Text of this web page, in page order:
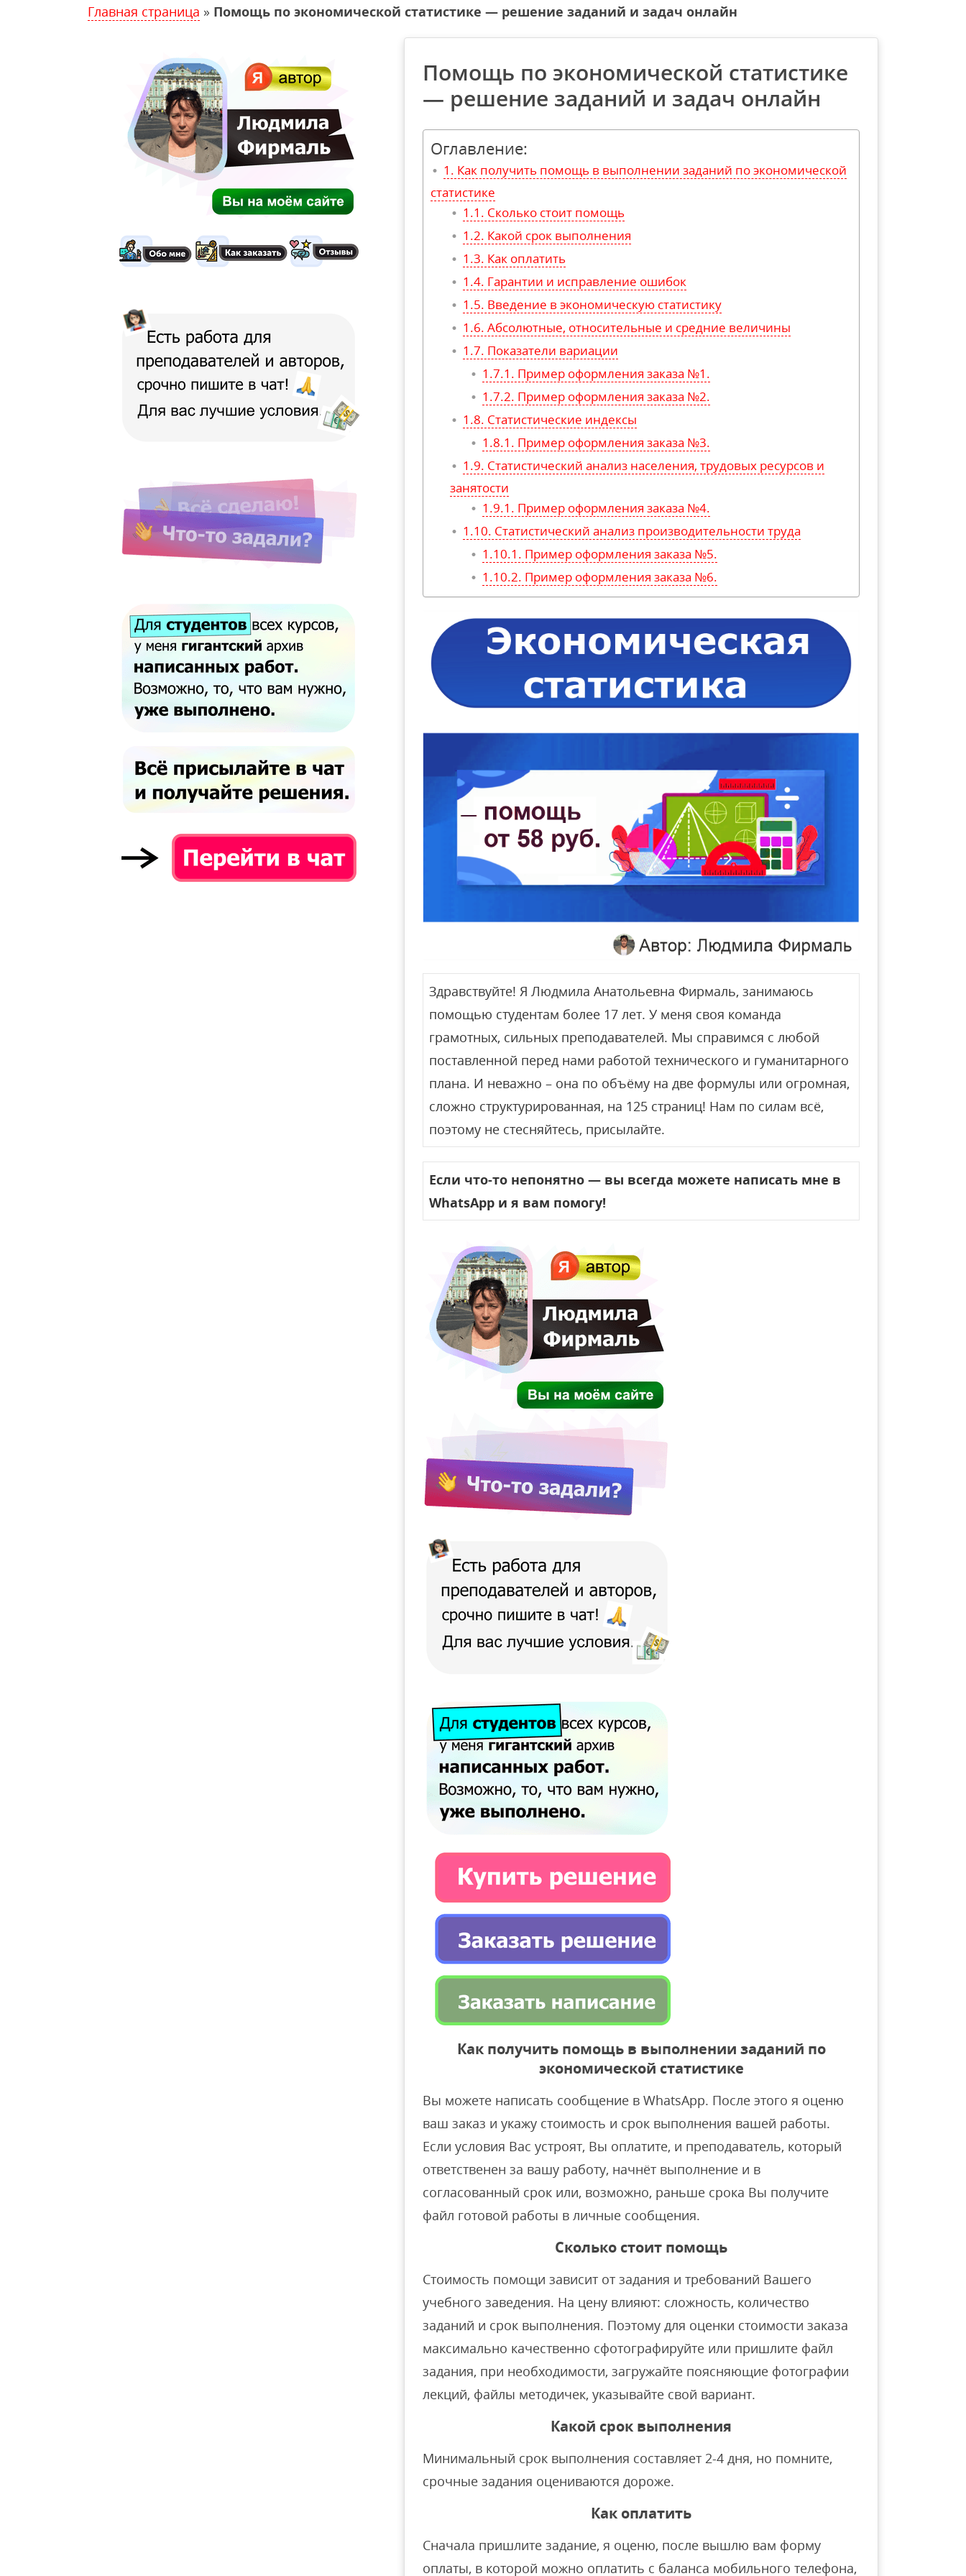
Главная страница » Помощь по экономической статистике — решение заданий и задач онлайн
Помощь по экономической статистике
— решение заданий и задач онлайн
Оглавление:
Как получить помощь в выполнении заданий по экономической
статистике
Сколько стоит помощь
Какой срок выполнения
Как оплатить
Гарантии и исправление ошибок
Введение в экономическую статистику
Абсолютные, относительные и средние величины
Показатели вариации
Пример оформления заказа №1.
Пример оформления заказа №2.
Статистические индексы
Пример оформления заказа №3.
Статистический анализ населения, трудовых ресурсов и
занятости
Пример оформления заказа №4.
Статистический анализ производительности труда
Пример оформления заказа №5.
Пример оформления заказа №6.
Здравствуйте! Я Людмила Анатольевна Фирмаль, занимаюсь
помощью студентам более 17 лет. У меня своя команда
грамотных, сильных преподавателей. Мы справимся с любой
поставленной перед нами работой технического и гуманитарного
плана. И неважно – она по объёму на две формулы или огромная,
сложно структурированная, на 125 страниц! Нам по силам всё,
поэтому не стесняйтесь, присылайте.
Если что-то непонятно — вы всегда можете написать мне в
WhatsApp и я вам помогу!
Как получить помощь в выполнении заданий по
экономической статистике
Вы можете написать сообщение в WhatsApp. После этого я оценю
ваш заказ и укажу стоимость и срок выполнения вашей работы.
Если условия Вас устроят, Вы оплатите, и преподаватель, который
ответственен за вашу работу, начнёт выполнение и в
согласованный срок или, возможно, раньше срока Вы получите
файл готовой работы в личные сообщения.
Сколько стоит помощь
Стоимость помощи зависит от задания и требований Вашего
учебного заведения. На цену влияют: сложность, количество
заданий и срок выполнения. Поэтому для оценки стоимости заказа
максимально качественно сфотографируйте или пришлите файл
задания, при необходимости, загружайте поясняющие фотографии
лекций, файлы методичек, указывайте свой вариант.
Какой срок выполнения
Минимальный срок выполнения составляет 2-4 дня, но помните,
срочные задания оцениваются дороже.
Как оплатить
Сначала пришлите задание, я оценю, после вышлю вам форму
оплаты, в которой можно оплатить с баланса мобильного телефона,